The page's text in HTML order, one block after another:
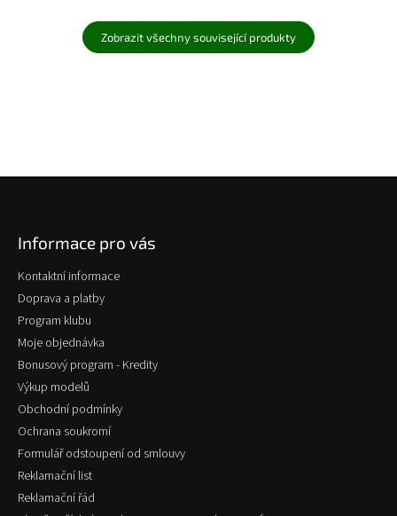
Zobrazit všechny související produkty
Informace pro vás
Kontaktní informace
Doprava a platby
Program klubu
Moje objednávka
Bonusový program - Kredity
Výkup modelů
Obchodní podmínky
Ochrana soukromí
Formulář odstoupení od smlouvy
Reklamační list
Reklamační řád